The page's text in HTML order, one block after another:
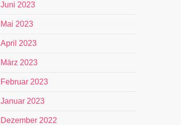
Juni 2023
Mai 2023
April 2023
März 2023
Februar 2023
Januar 2023
Dezember 2022